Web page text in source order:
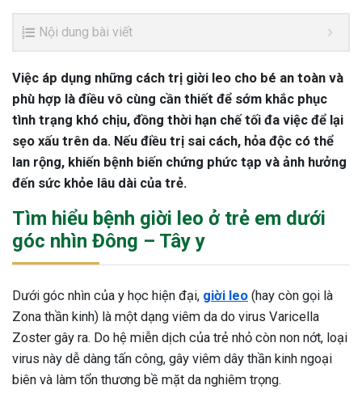
Nội dung bài viết
Việc áp dụng những cách trị giời leo cho bé an toàn và
phù hợp là điều vô cùng cần thiết để sớm khắc phục
tình trạng khó chịu, đồng thời hạn chế tối đa việc để lại
sẹo xấu trên da. Nếu điều trị sai cách, hỏa độc có thể
lan rộng, khiến bệnh biến chứng phức tạp và ảnh hưởng
đến sức khỏe lâu dài của trẻ.
Tìm hiểu bệnh giời leo ở trẻ em dưới
góc nhìn Đông – Tây y
Dưới góc nhìn của y học hiện đại, giời leo (hay còn gọi là
Zona thần kinh) là một dạng viêm da do virus Varicella
Zoster gây ra. Do hệ miễn dịch của trẻ nhỏ còn non nớt, loại
virus này dễ dàng tấn công, gây viêm dây thần kinh ngoại
biên và làm tổn thương bề mặt da nghiêm trọng.